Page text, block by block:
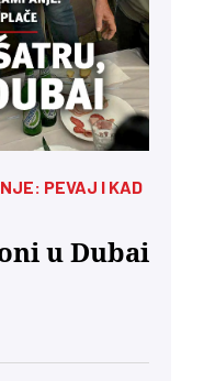
PEVAJ I KAD
u Dubai